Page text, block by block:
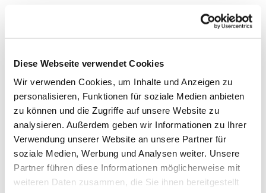
Diese Webseite verwendet Cookies
Wir verwenden Cookies, um Inhalte und Anzeigen zu
personalisieren, Funktionen für soziale Medien anbieten
zu können und die Zugriffe auf unsere Website zu
analysieren. Außerdem geben wir Informationen zu Ihrer
Verwendung unserer Website an unsere Partner für
soziale Medien, Werbung und Analysen weiter. Unsere
Partner führen diese Informationen möglicherweise mit
weiteren Daten zusammen, die Sie ihnen bereitgestellt
Dies könnte Sie auch
interessieren